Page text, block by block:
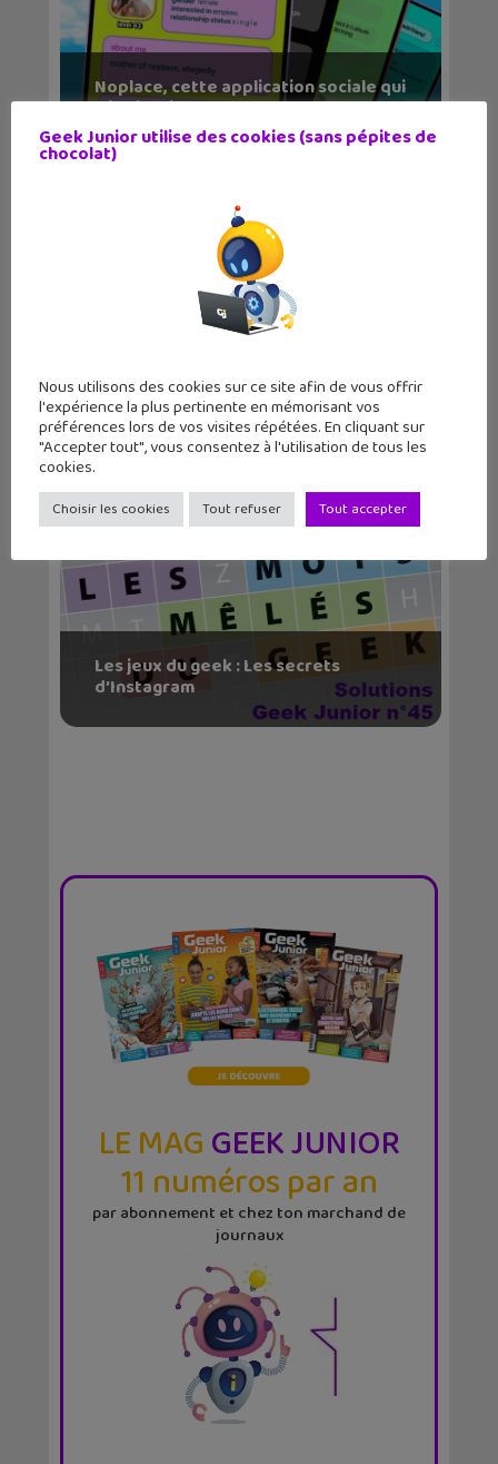
Noplace, cette application sociale qui
séduit la j...
Ten Ten : attention à cette
application talkie-wal...
Les jeux du geek : Les secrets
d’Instagram
LE MAGGEEK JUNIOR
11 numéros par an
par abonnement et chez ton marchand de
journaux
Geek Junior utilise des cookies (sans pépites de
chocolat)
Nous utilisons des cookies sur ce site afin de vous offrir
l'expérience la plus pertinente en mémorisant vos
préférences lors de vos visites répétées. En cliquant sur
"Accepter tout", vous consentez à l'utilisation de tous les
cookies.
Choisir les cookies Tout refuser Tout accepter